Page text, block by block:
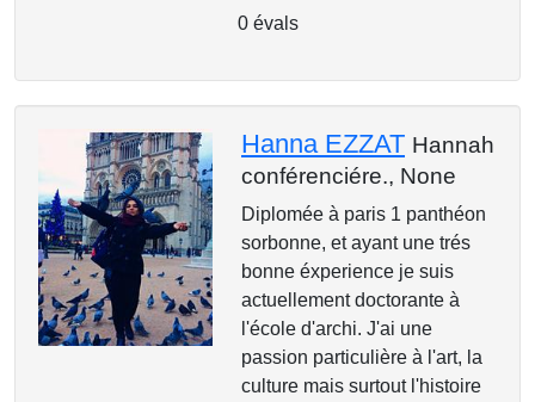
0 évals
Hanna EZZAT Hannah
conférenciére., None
Diplomée à paris 1 panthéon
sorbonne, et ayant une trés
bonne éxperience je suis
actuellement doctorante à
l'école d'archi. J'ai une
passion particulière à l'art, la
culture mais surtout l'histoire